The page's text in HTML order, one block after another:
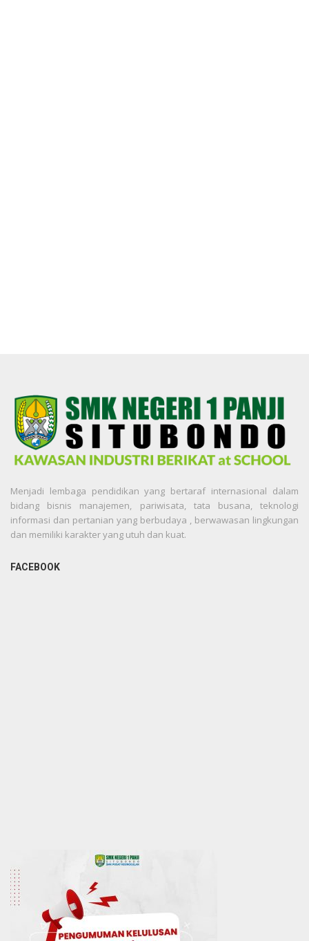
Menjadi lembaga pendidikan yang bertaraf internasional dalam
bidang bisnis manajemen, pariwisata, tata busana, teknologi
informasi dan pertanian yang berbudaya , berwawasan lingkungan
dan memiliki karakter yang utuh dan kuat.
FACEBOOK